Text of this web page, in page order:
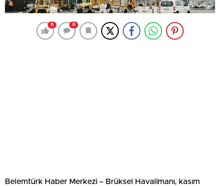
0 0
Belemtürk Haber Merkezi – Brüksel Havalimanı, kasım